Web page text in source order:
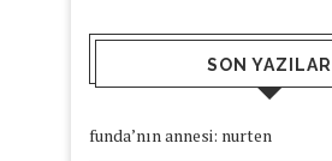
SON YAZILAR
funda’nın annesi: nurten